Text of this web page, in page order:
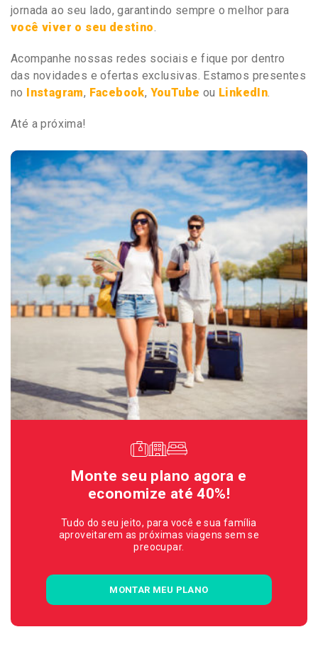
jornada ao seu lado, garantindo sempre o melhor para
você viver o seu destino.
Acompanhe nossas redes sociais e fique por dentro
das novidades e ofertas exclusivas. Estamos presentes
no Instagram, Facebook, YouTube ou LinkedIn.
Até a próxima!
Monte seu plano agora e
economize até 40%!
Tudo do seu jeito, para você e sua família
aproveitarem as próximas viagens sem se
preocupar.
MONTAR MEU PLANO